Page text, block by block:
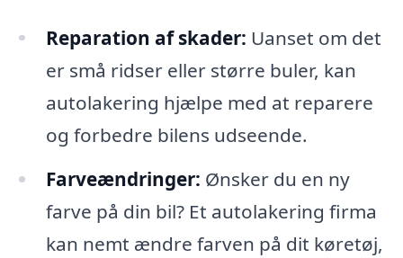
Reparation af skader: Uanset om det
er små ridser eller større buler, kan
autolakering hjælpe med at reparere
og forbedre bilens udseende.
Farveændringer: Ønsker du en ny
farve på din bil? Et autolakering firma
kan nemt ændre farven på dit køretøj,